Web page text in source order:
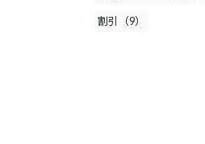
割引（9）